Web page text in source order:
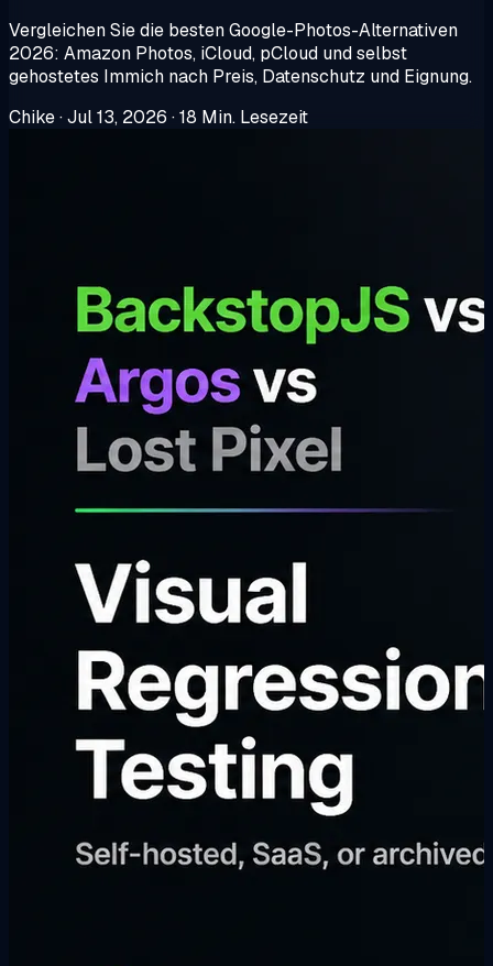
Vergleichen Sie die besten Google-Photos-Alternativen
2026: Amazon Photos, iCloud, pCloud und selbst
gehostetes Immich nach Preis, Datenschutz und Eignung.
Chike·Jul 13, 2026 ·18 Min. Lesezeit